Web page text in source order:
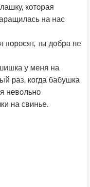
которая
на нас
поросят, ты добра не
у меня на
раз, когда бабушка
невольно
на свинье.